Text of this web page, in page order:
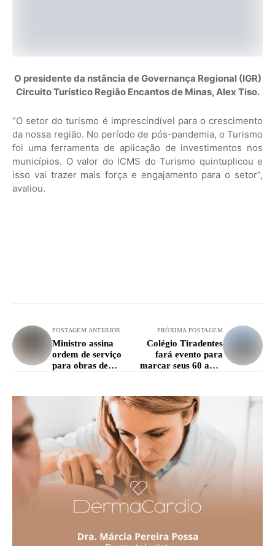
O presidente da nstância de Governança Regional (IGR)
Circuito Turístico Região Encantos de Minas, Alex Tiso.
“O setor do turismo é imprescindível para o crescimento
da nossa região. No período de pós-pandemia, o Turismo
foi uma ferramenta de aplicação de investimentos nos
municípios. O valor do ICMS do Turismo quintuplicou e
isso vai trazer mais força e engajamento para o setor”,
avaliou.
POSTAGEM ANTERIOR
Ministro assina
ordem de serviço
para obras de
PRÓXIMA POSTAGEM
Colégio Tiradentes
fará evento para
marcar seus 60 anos